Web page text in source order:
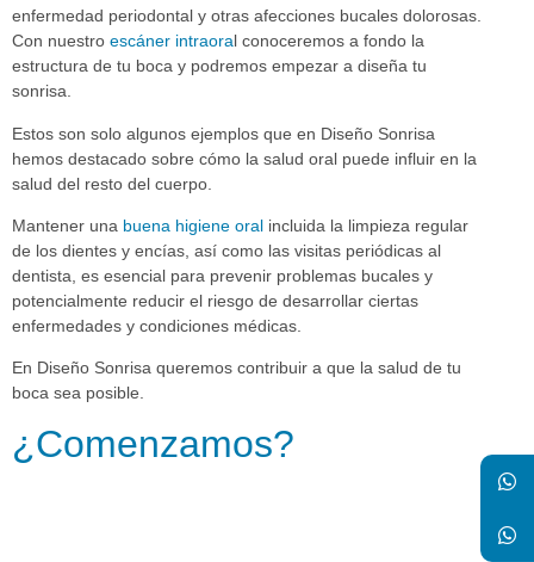
enfermedad periodontal y otras afecciones bucales dolorosas.
Con nuestro escáner intraoral conoceremos a fondo la
estructura de tu boca y podremos empezar a diseña tu
sonrisa.
Estos son solo algunos ejemplos que en Diseño Sonrisa
hemos destacado sobre cómo la salud oral puede influir en la
salud del resto del cuerpo.
Mantener una buena higiene oral incluida la limpieza regular
de los dientes y encías, así como las visitas periódicas al
dentista, es esencial para prevenir problemas bucales y
potencialmente reducir el riesgo de desarrollar ciertas
enfermedades y condiciones médicas.
En Diseño Sonrisa queremos contribuir a que la salud de tu
boca sea posible.
¿Comenzamos?